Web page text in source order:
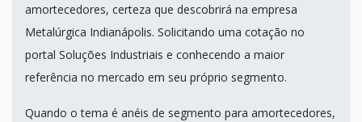
amortecedores, certeza que descobrirá na empresa
Metalúrgica Indianápolis. Solicitando uma cotação no
portal Soluções Industriais e conhecendo a maior
referência no mercado em seu próprio segmento.
Quando o tema é anéis de segmento para amortecedores,